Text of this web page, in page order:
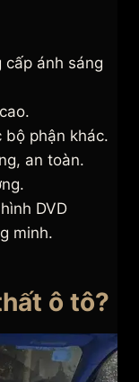
cấp ánh sáng
bộ phận khác.
an toàn.
DVD
minh.
ô tô?